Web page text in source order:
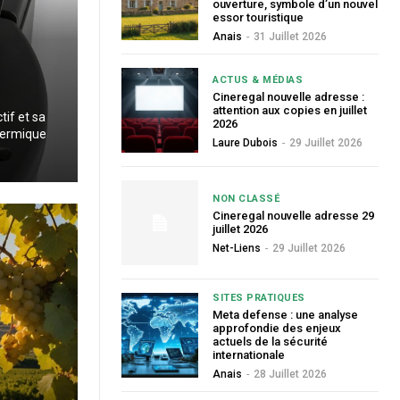
et sa
ouverture, symbole d’un nouvel
essor touristique
Anais - 31 Juillet 2026
ACTUS & MÉDIAS
Cineregal nouvelle adresse :
attention aux copies en juillet
2026
Laure Dubois - 29 Juillet 2026
NON CLASSÉ
Cineregal nouvelle adresse 29
juillet 2026
Net-Liens - 29 Juillet 2026
SITES PRATIQUES
Meta defense : une analyse
approfondie des enjeux
actuels de la sécurité
internationale
Anais - 28 Juillet 2026